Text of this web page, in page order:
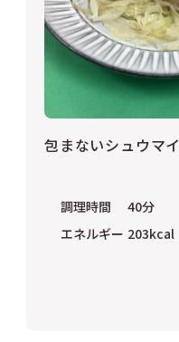
包まないシュウマイ
調理時間 40分
エネルギー 203kcal